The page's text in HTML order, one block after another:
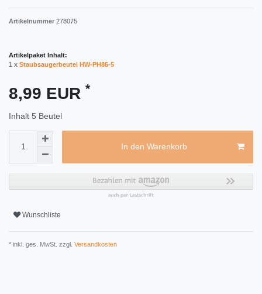
Artikelnummer 278075
Artikelpaket Inhalt:
1 x Staubsaugerbeutel HW-PH86-5
8,99 EUR *
Inhalt 5 Beutel
In den Warenkorb
Wunschliste
* inkl. ges. MwSt. zzgl. Versandkosten